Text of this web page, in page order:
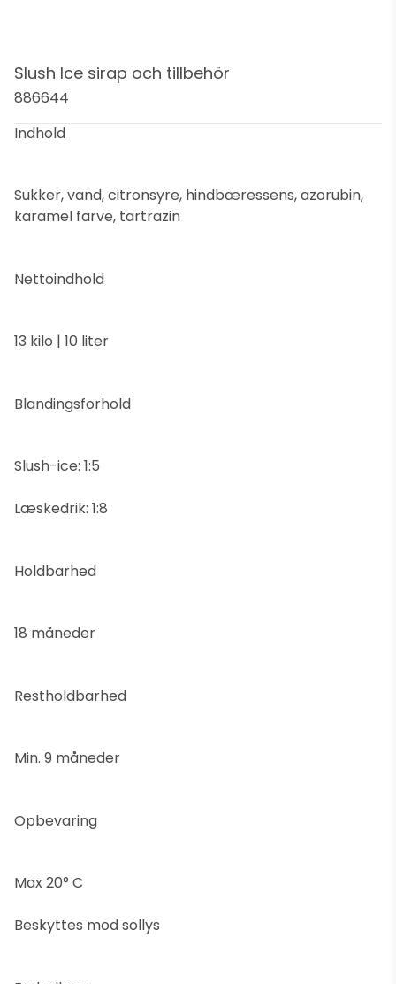
Slush Ice sirap och tillbehör
886644
Indhold
Sukker, vand, citronsyre, hindbæressens, azorubin,
karamel farve, tartrazin
Nettoindhold
13 kilo | 10 liter
Blandingsforhold
Slush-ice: 1:5
Læskedrik: 1:8
Holdbarhed
18 måneder
Restholdbarhed
Min. 9 måneder
Opbevaring
Max 20° C
Beskyttes mod sollys